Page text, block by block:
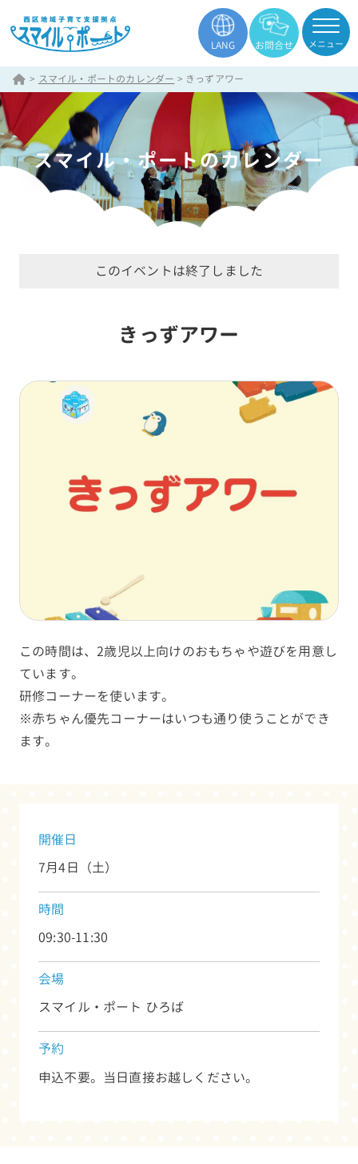
LANG お問合せ メニュー
> スマイル・ポートのカレンダー > きっずアワー
スマイル・ポートのカレンダー
このイベントは終了しました
きっずアワー
この時間は、2歳児以上向けのおもちゃや遊びを用意し
ています。
研修コーナーを使います。
※赤ちゃん優先コーナーはいつも通り使うことができ
ます。
開催日
7月4日（土）
時間
09:30-11:30
会場
スマイル・ポート ひろば
予約
申込不要。当日直接お越しください。